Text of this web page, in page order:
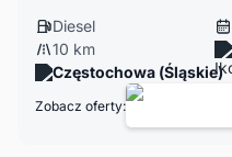
Diesel
10 km
Częstochowa (Śląskie)
Zobacz oferty: